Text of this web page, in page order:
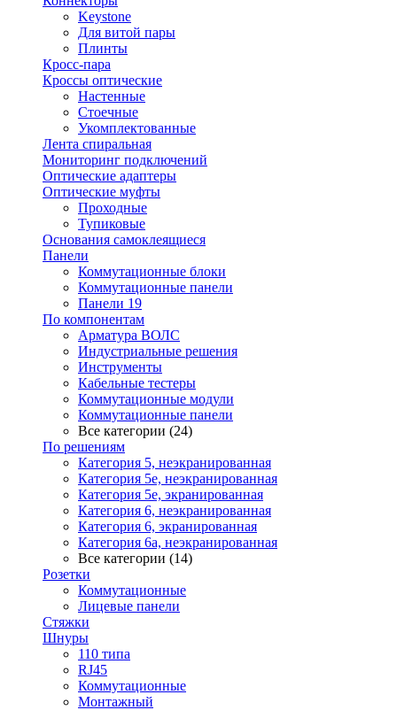
Keystone
Для витой пары
Плинты
Кросс-пара
Кроссы оптические
Настенные
Стоечные
Укомплектованные
Лента спиральная
Мониторинг подключений
Оптические адаптеры
Оптические муфты
Проходные
Тупиковые
Основания самоклеящиеся
Панели
Коммутационные блоки
Коммутационные панели
Панели 19
По компонентам
Арматура ВОЛС
Индустриальные решения
Инструменты
Кабельные тестеры
Коммутационные модули
Коммутационные панели
Все категории (24)
По решениям
Категория 5, неэкранированная
Категория 5е, неэкранированная
Категория 5е, экранированная
Категория 6, неэкранированная
Категория 6, экранированная
Категория 6а, неэкранированная
Все категории (14)
Розетки
Коммутационные
Лицевые панели
Стяжки
Шнуры
110 типа
RJ45
Коммутационные
Монтажный